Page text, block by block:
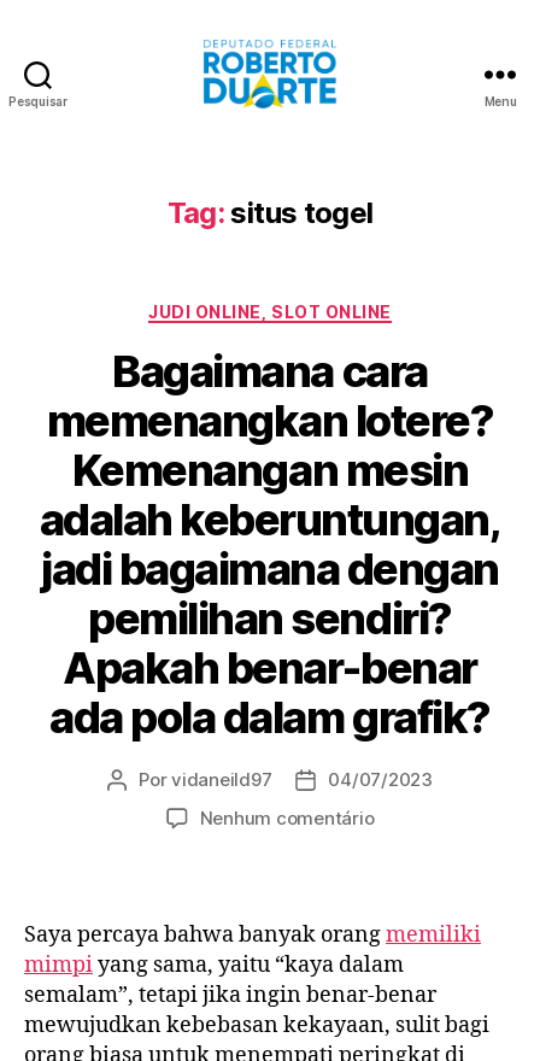
Pesquisar Menu
Tag:situs togel
Categorias
JUDI ONLINE, SLOT ONLINE
Bagaimana cara
memenangkan lotere?
Kemenangan mesin
adalah keberuntungan,
jadi bagaimana dengan
pemilihan sendiri?
Apakah benar-benar
ada pola dalam grafik?
Autor
Porvidaneild97
Data04/07/2023
Nenhum comentárioem
Kemenangan
mesin
adalah
keberuntungan,
jadi
Saya percaya bahwa banyak orangmemiliki
mimpiyang sama, yaitu “kaya dalam
semalam”, tetapi jika ingin benar-benar
mewujudkan kebebasan kekayaan, sulit bagi